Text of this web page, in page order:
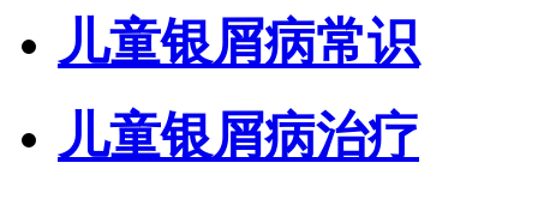
儿童银屑病常识
儿童银屑病治疗